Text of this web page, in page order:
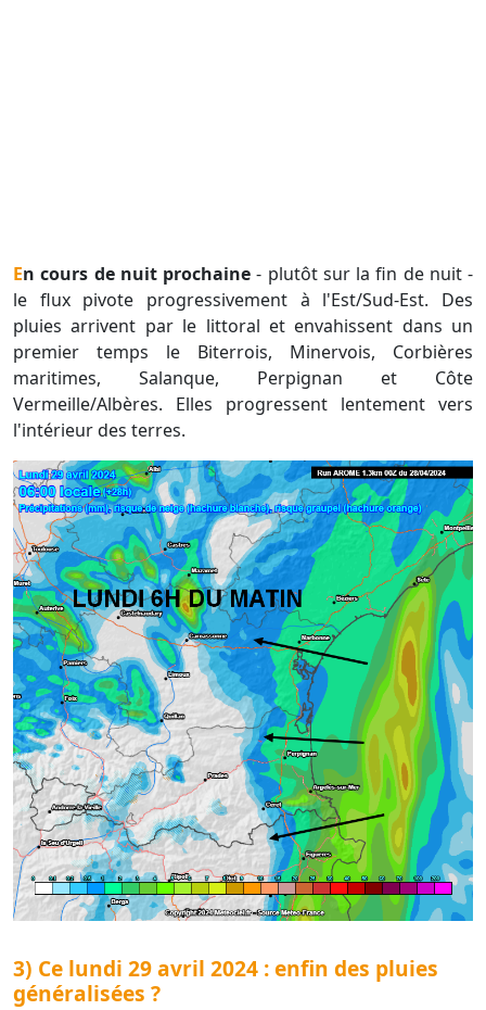
En cours de nuit prochaine - plutôt sur la fin de nuit -
le flux pivote progressivement à l'Est/Sud-Est. Des
pluies arrivent par le littoral et envahissent dans un
premier temps le Biterrois, Minervois, Corbières
maritimes, Salanque, Perpignan et Côte
Vermeille/Albères. Elles progressent lentement vers
l'intérieur des terres.
3) Ce lundi 29 avril 2024 : enfin des pluies
généralisées ?